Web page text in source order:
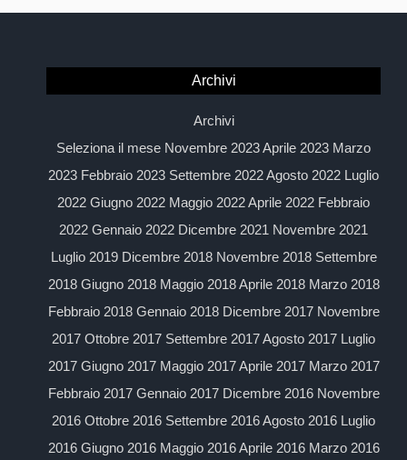
Archivi
Archivi
Seleziona il mese Novembre 2023 Aprile 2023 Marzo
2023 Febbraio 2023 Settembre 2022 Agosto 2022 Luglio
2022 Giugno 2022 Maggio 2022 Aprile 2022 Febbraio
2022 Gennaio 2022 Dicembre 2021 Novembre 2021
Luglio 2019 Dicembre 2018 Novembre 2018 Settembre
2018 Giugno 2018 Maggio 2018 Aprile 2018 Marzo 2018
Febbraio 2018 Gennaio 2018 Dicembre 2017 Novembre
2017 Ottobre 2017 Settembre 2017 Agosto 2017 Luglio
2017 Giugno 2017 Maggio 2017 Aprile 2017 Marzo 2017
Febbraio 2017 Gennaio 2017 Dicembre 2016 Novembre
2016 Ottobre 2016 Settembre 2016 Agosto 2016 Luglio
2016 Giugno 2016 Maggio 2016 Aprile 2016 Marzo 2016